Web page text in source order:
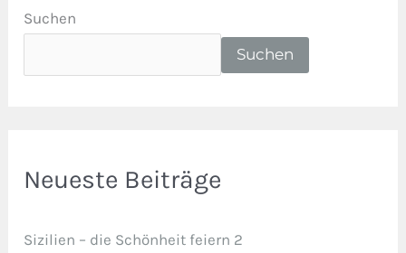
Suchen
Suchen
Neueste Beiträge
Sizilien – die Schönheit feiern 2